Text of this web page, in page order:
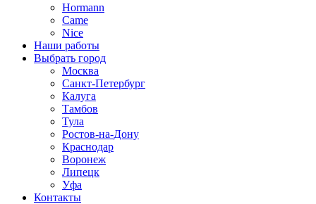
Hormann
Came
Nice
Наши работы
Выбрать город
Москва
Санкт-Петербург
Калуга
Тамбов
Тула
Ростов-на-Дону
Краснодар
Воронеж
Липецк
Уфа
Контакты